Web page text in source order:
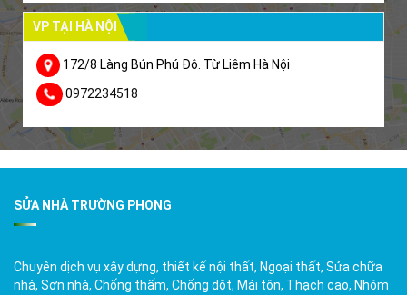
VP TẠI HÀ NỘI
172/8 Làng Bún Phú Đô. Từ Liêm Hà Nội
0972234518
SỬA NHÀ TRƯỜNG PHONG
Chuyên dịch vụ xây dựng, thiết kế nội thất, Ngoại thất, Sửa chữa
nhà, Sơn nhà, Chống thấm, Chống dột, Mái tôn, Thạch cao, Nhôm